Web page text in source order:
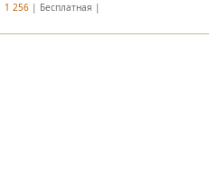
1 256| Бесплатная |